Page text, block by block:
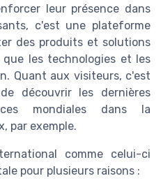
leur présence dans
c'est une plateforme
des produits et solutions
les technologies et les
Quant aux visiteurs, c'est
découvrir les dernières
mondiales dans la
par exemple.
comme celui-ci
pour plusieurs raisons :